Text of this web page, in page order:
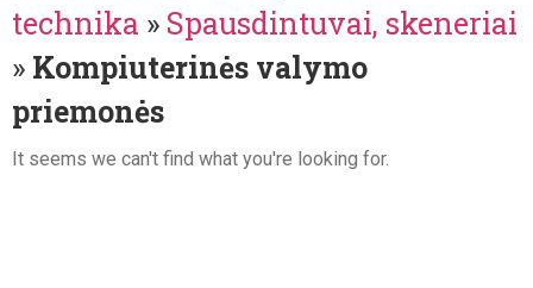
technika » Spausdintuvai, skeneriai
» Kompiuterinės valymo
priemonės
It seems we can't find what you're looking for.